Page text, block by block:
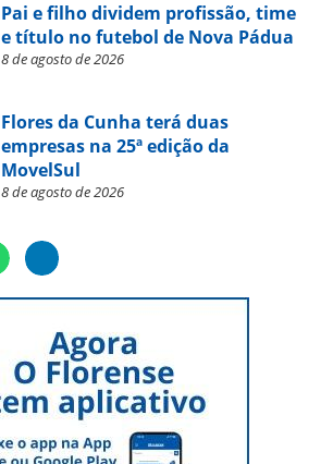
Pai e filho dividem profissão, time
e título no futebol de Nova Pádua
8 de agosto de 2026
Flores da Cunha terá duas
empresas na 25ª edição da
MovelSul
8 de agosto de 2026